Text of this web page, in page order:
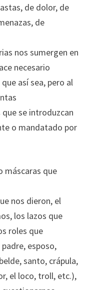
de dolor, de
de
nos sumergen en
necesario
así sea, pero al
se introduzcan
o mandatado por
máscaras que
nos dieron, el
los lazos que
roles que
esposo,
santo, crápula,
el loco, troll, etc.),